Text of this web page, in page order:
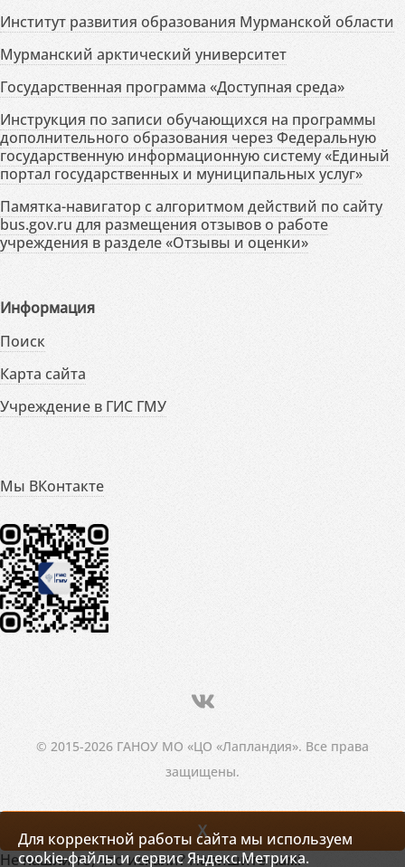
Институт развития образования Мурманской области
Мурманский арктический университет
Государственная программа «Доступная среда»
Инструкция по записи обучающихся на программы
дополнительного образования через Федеральную
государственную информационную систему «Единый
портал государственных и муниципальных услуг»
Памятка-навигатор с алгоритмом действий по сайту
bus.gov.ru для размещения отзывов о работе
учреждения в разделе «Отзывы и оценки»
Информация
Поиск
Карта сайта
Учреждение в ГИС ГМУ
Мы ВКонтакте
© 2015-2026 ГАНОУ МО «ЦО «Лапландия». Все права
защищены.
Для корректной работы сайта мы используем
cookie-файлы и сервис Яндекс.Метрика.
X
Не нашли то, что искали? Напишите нам!